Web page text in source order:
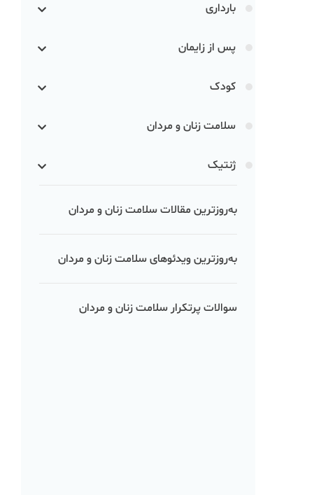
بارداری
پس از زایمان
کودک
سلامت زنان و مردان
ژنتیک
به‌روزترین مقالات سلامت زنان و مردان
به‌روزترین ویدئوهای سلامت زنان و مردان
سوالات پرتکرار سلامت زنان و مردان